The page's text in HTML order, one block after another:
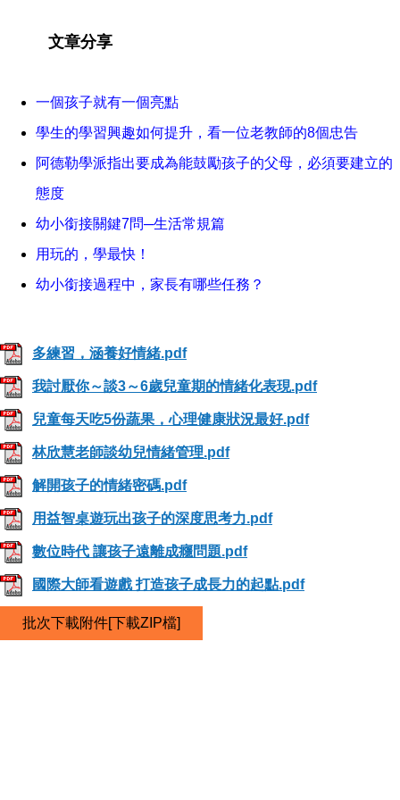
文章分享
一個孩子就有一個亮點
學生的學習興趣如何提升，看一位老教師的8個忠告
阿德勒學派指出要成為能鼓勵孩子的父母，必須要建立的
態度
幼小銜接關鍵7問─生活常規篇
用玩的，學最快！
幼小銜接過程中，家長有哪些任務？
多練習，涵養好情緒.pdf
我討厭你～談3～6歲兒童期的情緒化表現.pdf
兒童每天吃5份蔬果，心理健康狀況最好.pdf
林欣慧老師談幼兒情緒管理.pdf
解開孩子的情緒密碼.pdf
用益智桌遊玩出孩子的深度思考力.pdf
數位時代 讓孩子遠離成癮問題.pdf
國際大師看遊戲 打造孩子成長力的起點.pdf
批次下載附件[下載ZIP檔]